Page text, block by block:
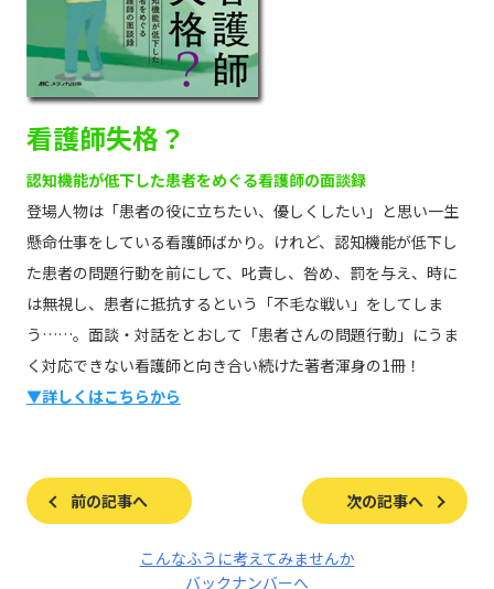
看護師失格？
認知機能が低下した患者をめぐる看護師の面談録
登場人物は「患者の役に立ちたい、優しくしたい」と思い一生
懸命仕事をしている看護師ばかり。けれど、認知機能が低下し
た患者の問題行動を前にして、叱責し、咎め、罰を与え、時に
は無視し、患者に抵抗するという「不毛な戦い」をしてしま
う……。面談・対話をとおして「患者さんの問題行動」にうま
く対応できない看護師と向き合い続けた著者渾身の1冊！
▼詳しくはこちらから
前の記事へ 次の記事へ
こんなふうに考えてみませんか
バックナンバーへ